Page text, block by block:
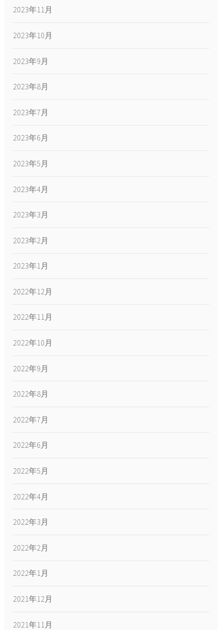
2023年11月
2023年10月
2023年9月
2023年8月
2023年7月
2023年6月
2023年5月
2023年4月
2023年3月
2023年2月
2023年1月
2022年12月
2022年11月
2022年10月
2022年9月
2022年8月
2022年7月
2022年6月
2022年5月
2022年4月
2022年3月
2022年2月
2022年1月
2021年12月
2021年11月